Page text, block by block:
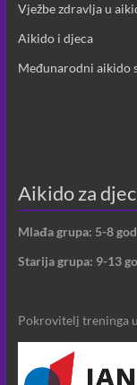
Vježbe zdravlja u
Aikido i djeca
Međunarodni aikido
Aikido za
Mlađa grupa: 5-8
Starija grupa: 9-13
Pokrovitelj treninga